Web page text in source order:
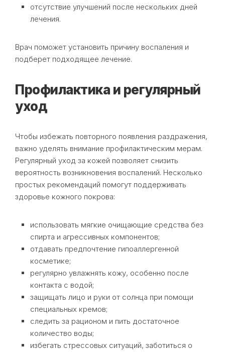
отсутствие улучшений после нескольких дней
лечения.
Врач поможет установить причину воспаления и
подберет подходящее лечение.
Профилактика и регулярный
уход
Чтобы избежать повторного появления раздражения,
важно уделять внимание профилактическим мерам.
Регулярный уход за кожей позволяет снизить
вероятность возникновения воспалений. Несколько
простых рекомендаций помогут поддерживать
здоровье кожного покрова:
использовать мягкие очищающие средства без
спирта и агрессивных компонентов;
отдавать предпочтение гипоаллергенной
косметике;
регулярно увлажнять кожу, особенно после
контакта с водой;
защищать лицо и руки от солнца при помощи
специальных кремов;
следить за рационом и пить достаточное
количество воды;
избегать стрессовых ситуаций, заботиться о